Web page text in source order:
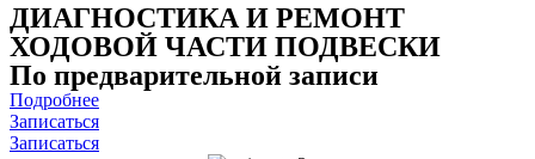
ДИАГНОСТИКА И РЕМОНТ
ХОДОВОЙ ЧАСТИ ПОДВЕСКИ
По предварительной записи
Подробнее
Записаться
Записаться